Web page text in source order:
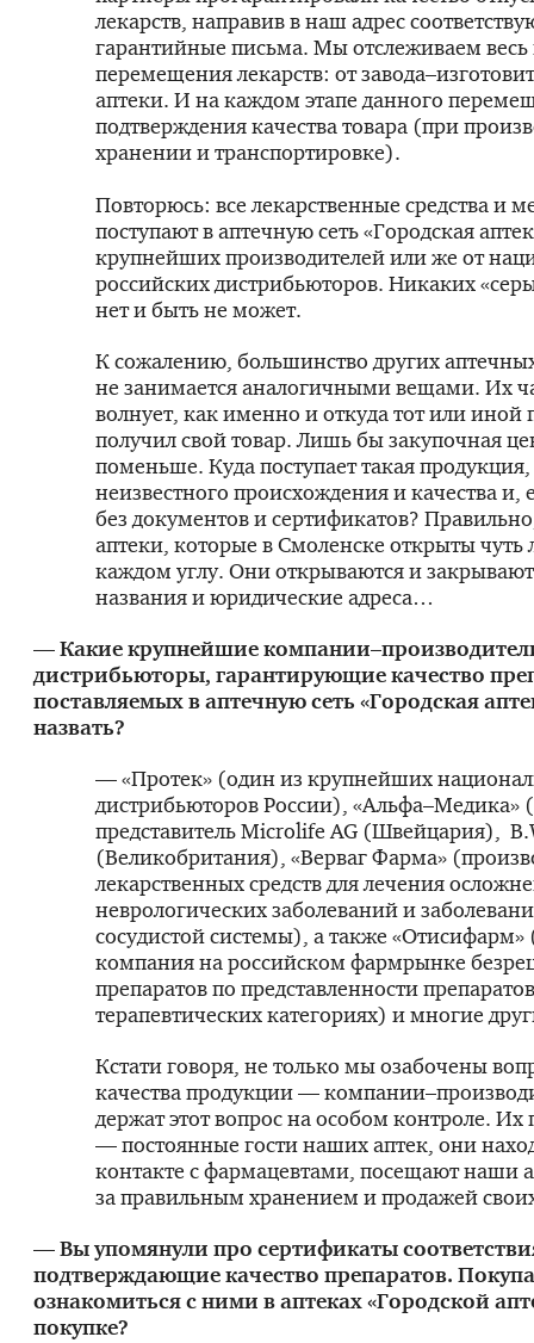
лекарств, направив в наш адрес
гарантийные письма. Мы отслеживаем весь
перемещения лекарств: от
аптеки. И на каждом этапе данного
подтверждения качества товара (при
хранении и транспортировке).
Повторюсь: все лекарственные средства и
поступают в аптечную сеть «Городская
крупнейших производителей или же от
российских дистрибьюторов. Никаких
нет и быть не может.
К сожалению, большинство других
не занимается аналогичными вещами. Их
волнует, как именно и откуда тот или иной
получил свой товар. Лишь бы закупочная
поменьше. Куда поступает такая
неизвестного происхождения и качества и,
без документов и сертификатов?
аптеки, которые в Смоленске открыты чуть
каждом углу. Они открываются и
названия и юридические адреса…
— Какие крупнейшие
дистрибьюторы, гарантирующие качество
поставляемых в аптечную сеть «Городская
назвать?
— «Протек» (один из крупнейших
дистрибьюторов России),
представитель Microlife AG (Швейцария),
(Великобритания), «Верваг Фарма»
лекарственных средств для лечения
неврологических заболеваний и
сосудистой системы), а также
компания на российском фармрынке
препаратов по представленности
терапевтических категориях) и многие
Кстати говоря, не только мы озабочены
качества продукции —
держат этот вопрос на особом контроле.
— постоянные гости наших аптек, они
контакте с фармацевтами, посещают наши
за правильным хранением и продажей
— Вы упомянули про сертификаты
подтверждающие качество препаратов.
ознакомиться с ними в аптеках «Городской
покупке?